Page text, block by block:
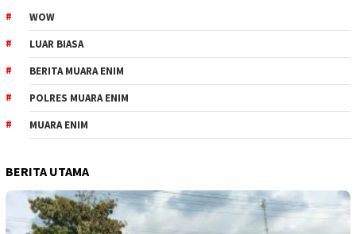
WOW
LUAR BIASA
BERITA MUARA ENIM
POLRES MUARA ENIM
MUARA ENIM
BERITA UTAMA